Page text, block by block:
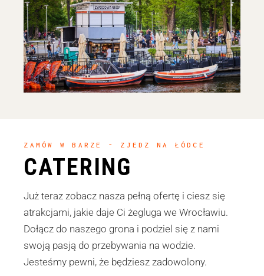
ZAMÓW W BARZE - ZJEDZ NA ŁÓDCE
CATERING
Już teraz zobacz nasza pełną ofertę i ciesz się
atrakcjami, jakie daje Ci żegluga we Wrocławiu.
Dołącz do naszego grona i podziel się z nami
swoją pasją do przebywania na wodzie.
Jesteśmy pewni, że będziesz zadowolony.